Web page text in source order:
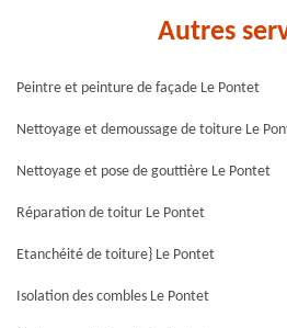
Autres
Peintre et peinture de façade Le Pontet
Nettoyage et demoussage de toiture Le
Nettoyage et pose de gouttière Le Pontet
Réparation de toitur Le Pontet
Etanchéité de toiture} Le Pontet
Isolation des combles Le Pontet